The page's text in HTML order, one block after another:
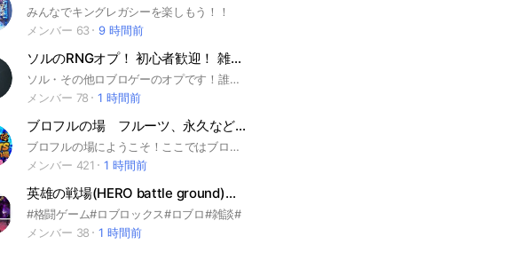
みんなでキングレガシーを楽しもう！！
メンバー 63
9 時間前
ソルのRNGオプ！ 初心者歓迎！ 雑談部屋 別ゲーもok!
ソル・その他ロブロゲーのオプです！誰か入ってくれぇー #sol's RNG #ソルのRNG #ソルズRNG #RIVALS #ライバル #ライバルズ #最強の戦場 #サイバト #TSB #The strongest battlegrounds #庭を成長させる #庭 #庭2
メンバー 78
1 時間前
ブロフルの場 フルーツ、永久など配布！
ブロフルの場にようこそ！ここではブロックスフルーツのお話、ゲームのお誘い、他の人のブロックスフルーツのお手伝い、質問、相談、をします永久フルーツ配布は定期的に行ってます。平均すると1ヶ月2.3かい行ってます、ぜひ入ってください
メンバー 421
1 時間前
英雄の戦場(HERO battle ground)ヒロバト
#格闘ゲーム#ロブロックス#ロブロ#雑談#
メンバー 38
1 時間前